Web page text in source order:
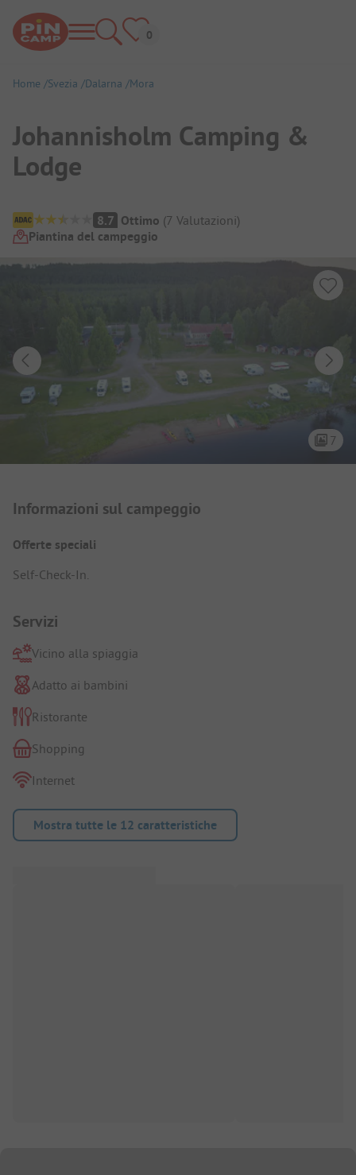
Home Svezia Dalarna Mora
Johannisholm Camping &
Lodge
Panoramica del campeggio
8.7 Ottimo (7 Valutazioni)
Piantina del campeggio
7
Informazioni sul campeggio
Offerte speciali
Self-Check-In.
Servizi
Vicino alla spiaggia
Adatto ai bambini
Ristorante
Shopping
Internet
Mostra tutte le 12 caratteristiche